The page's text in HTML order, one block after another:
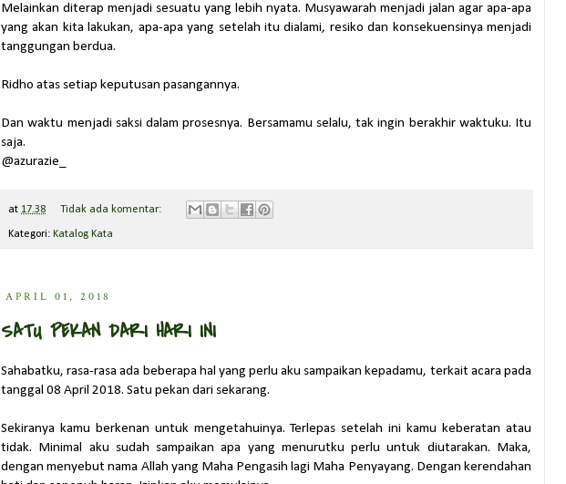
Melainkan diterap menjadi sesuatu yang lebih nyata. Musyawarah menjadi jalan agar apa-apa
yang akan kita lakukan, apa-apa yang setelah itu dialami, resiko dan konsekuensinya menjadi
tanggungan berdua.
Ridho atas setiap keputusan pasangannya.
Dan waktu menjadi saksi dalam prosesnya. Bersamamu selalu, tak ingin berakhir waktuku. Itu
saja.
@azurazie_
at 17.38 Tidak ada komentar:
Kategori: Katalog Kata
APRIL 01, 2018
SATU PEKAN DARI HARI INI
Sahabatku, rasa-rasa ada beberapa hal yang perlu aku sampaikan kepadamu, terkait acara pada
tanggal 08 April 2018. Satu pekan dari sekarang.
Sekiranya kamu berkenan untuk mengetahuinya. Terlepas setelah ini kamu keberatan atau
tidak. Minimal aku sudah sampaikan apa yang menurutku perlu untuk diutarakan. Maka,
dengan menyebut nama Allah yang Maha Pengasih lagi Maha Penyayang. Dengan kerendahan